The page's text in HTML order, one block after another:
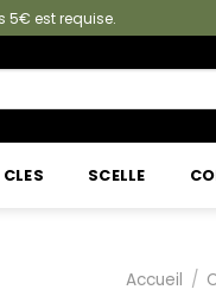
5€ est requise.
SCELLE
Accueil /